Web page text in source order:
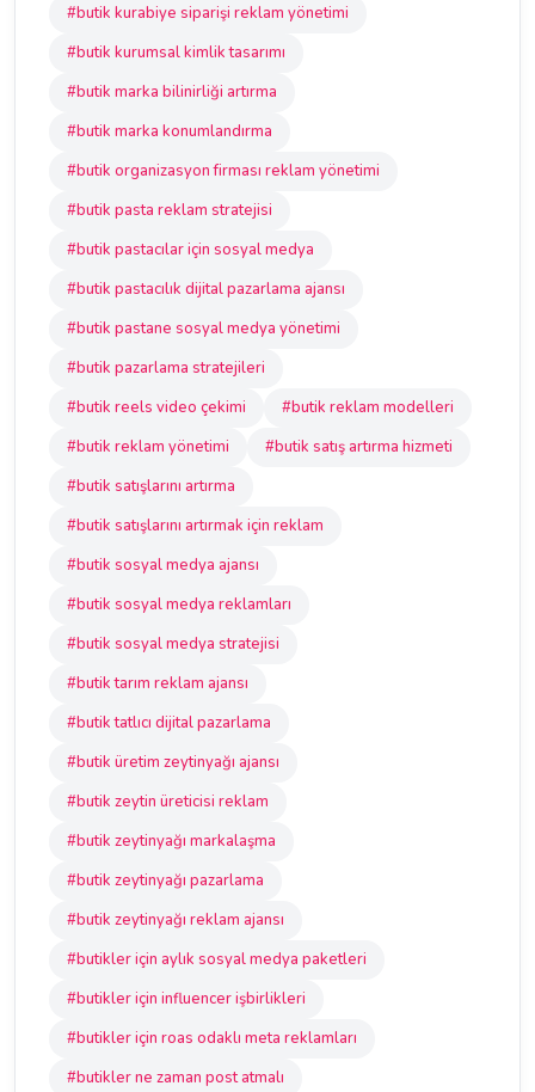
#butik kurabiye siparişi reklam yönetimi
#butik kurumsal kimlik tasarımı
#butik marka bilinirliği artırma
#butik marka konumlandırma
#butik organizasyon firması reklam yönetimi
#butik pasta reklam stratejisi
#butik pastacılar için sosyal medya
#butik pastacılık dijital pazarlama ajansı
#butik pastane sosyal medya yönetimi
#butik pazarlama stratejileri
#butik reels video çekimi
#butik reklam modelleri
#butik reklam yönetimi
#butik satış artırma hizmeti
#butik satışlarını artırma
#butik satışlarını artırmak için reklam
#butik sosyal medya ajansı
#butik sosyal medya reklamları
#butik sosyal medya stratejisi
#butik tarım reklam ajansı
#butik tatlıcı dijital pazarlama
#butik üretim zeytinyağı ajansı
#butik zeytin üreticisi reklam
#butik zeytinyağı markalaşma
#butik zeytinyağı pazarlama
#butik zeytinyağı reklam ajansı
#butikler için aylık sosyal medya paketleri
#butikler için influencer işbirlikleri
#butikler için roas odaklı meta reklamları
#butikler ne zaman post atmalı